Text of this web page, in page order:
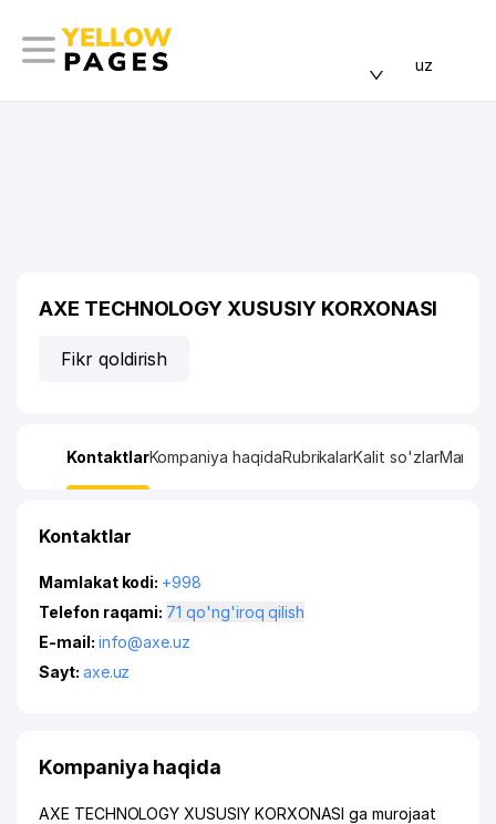
uz
AXE TECHNOLOGY XUSUSIY KORXONASI
Fikr qoldirish
KontaktlarKompaniya haqidaRubrikalarKalit so'zlarManzil
Kontaktlar
Mamlakat kodi: +998
Telefon raqami:
71 qo'ng'iroq qilish
E-mail: info@axe.uz
Sayt: axe.uz
Kompaniya haqida
AXE TECHNOLOGY XUSUSIY KORXONASI ga murojaat